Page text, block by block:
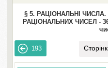
§ 5. РАЦІОНАЛЬНІ
РАЦІОНАЛЬНИХ ЧИСЕЛ -
193